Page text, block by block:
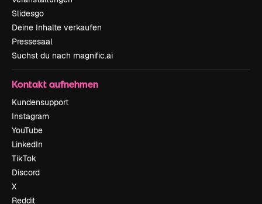
Slidesgo
Deine Inhalte verkaufen
Pressesaal
Suchst du nach magnific.ai
Kontakt aufnehmen
Kundensupport
Instagram
YouTube
LinkedIn
TikTok
Discord
X
Reddit